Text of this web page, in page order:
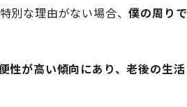
別な理由がない場合、僕の周りで
性が高い傾向にあり、老後の生活